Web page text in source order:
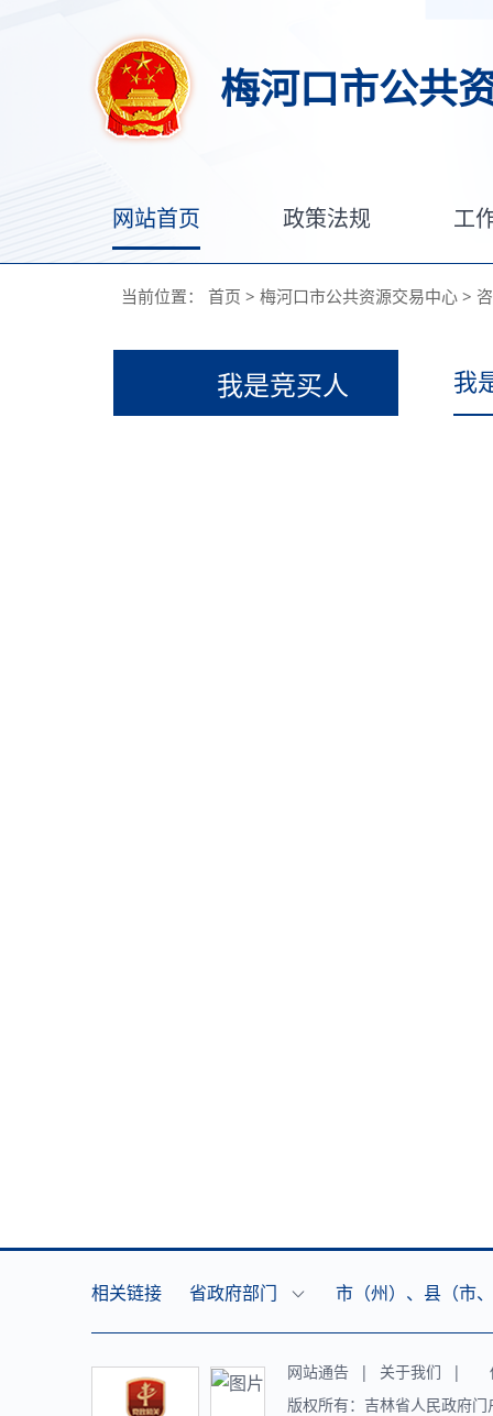
梅河口市公共
网站首页 政策法规 工
当前位置： 首页 > 梅河口市公共资源交易中心 >
我是竞买人 我
相关链接 省政府部门 市（州）、县（市
网站通告 | 关于我们 |
版权所有：吉林省人民政府